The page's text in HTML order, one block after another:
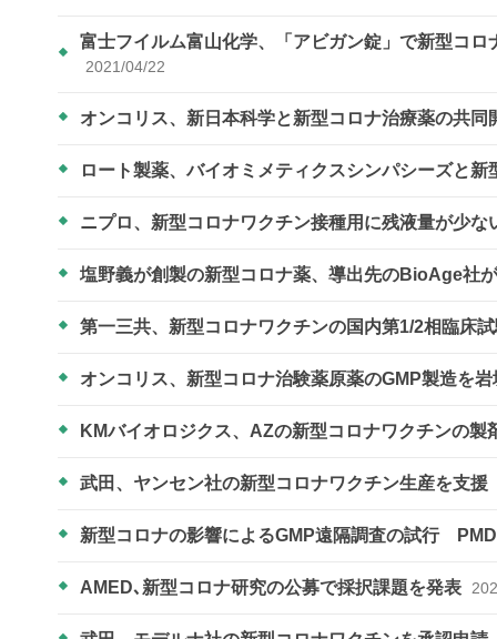
富士フイルム富山化学、「アビガン錠」で新型コ
2021/04/22
オンコリス、新日本科学と新型コロナ治療薬の共同
ロート製薬、バイオミメティクスシンパシーズと
ニプロ、新型コロナワクチン接種用に残液量が少
塩野義が創製の新型コロナ薬、導出先のBioAge社
第一三共、新型コロナワクチンの国内第1/2相臨床
オンコリス、新型コロナ治験薬原薬のGMP製造を
KMバイオロジクス、AZの新型コロナワクチンの製
武田、ヤンセン社の新型コロナワクチン生産を支
新型コロナの影響によるGMP遠隔調査の試行
AMED､新型コロナ研究の公募で採択課題を発表